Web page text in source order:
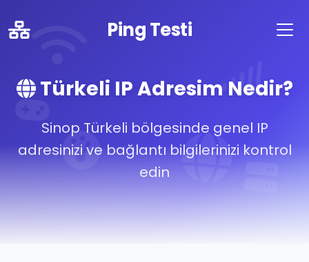
Ping Testi
Türkeli IP Adresim Nedir?
Sinop Türkeli bölgesinde genel IP
adresinizi ve bağlantı bilgilerinizi kontrol
edin